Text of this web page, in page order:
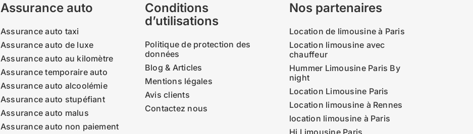
Assurance auto
Assurance auto taxi
Assurance auto de luxe
Assurance auto au kilomètre
Assurance temporaire auto
Assurance auto alcoolémie
Assurance auto stupéfiant
Assurance auto malus
Assurance auto non paiement
Conditions
d’utilisations
Politique de protection des
données
Blog & Articles
Mentions légales
Avis clients
Contactez nous
Nos partenaires
Location de limousine à Paris
Location limousine avec
chauffeur
Hummer Limousine Paris By
night
Location Limousine Paris
Location limousine à Rennes
location limousine à Paris